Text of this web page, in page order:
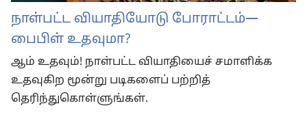
நாள்பட்ட வியாதியோடு போராட்டம்—
பைபிள் உதவுமா?
ஆம் உதவும்! நாள்பட்ட வியாதியைச் சமாளிக்க
உதவுகிற மூன்று படிகளைப் பற்றித்
தெரிந்துகொள்ளுங்கள்.